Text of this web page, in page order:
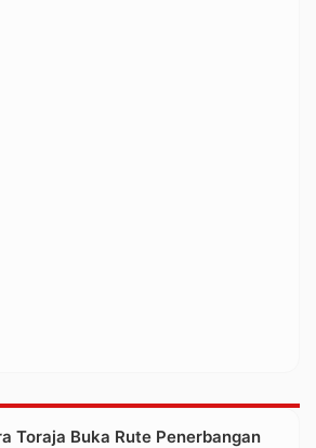
Toraja Buka Rute Penerbangan